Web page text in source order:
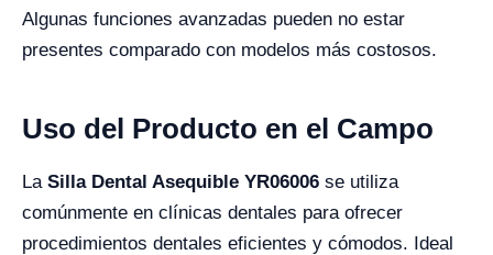
Algunas funciones avanzadas pueden no estar
presentes comparado con modelos más costosos.
Uso del Producto en el Campo
La Silla Dental Asequible YR06006 se utiliza
comúnmente en clínicas dentales para ofrecer
procedimientos dentales eficientes y cómodos. Ideal